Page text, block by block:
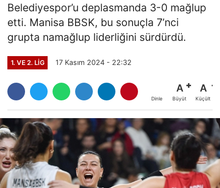
Belediyespor’u deplasmanda 3-0 mağlup
etti. Manisa BBSK, bu sonuçla 7’nci
grupta namağlup liderliğini sürdürdü.
1. VE 2. LIG 17 Kasım 2024 - 22:32
Dinle
A
Büyüt
A
Küçült